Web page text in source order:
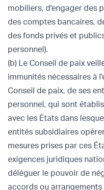
mobiliers, d'engager des
des comptes bancaires,
des fonds privés et
personnel).
(b) Le Conseil de paix
immunités nécessaires à
Conseil de paix, de ses
personnel, qui sont
avec les États dans
entités subsidiaires
mesures prises par ces
exigences juridiques
déléguer le pouvoir de
accords ou